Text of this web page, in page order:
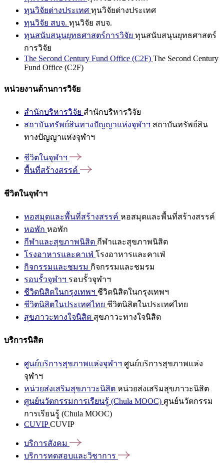
ทุนวิจัยต่างประเทศ ทุนวิจัยต่างประเทศ
ทุนวิจัย สบจ. ทุนวิจัย สบจ.
ทุนสนับสนุนยุทธศาสตร์การวิจัย ทุนสนับสนุนยุทธศาสตร์
การวิจัย
The Second Century Fund Office (C2F) The Second Century
Fund Office (C2F)
หน่วยงานด้านการวิจัย
สำนักบริหารวิจัย สำนักบริหารวิจัย
สถาบันทรัพย์สินทางปัญญาแห่งจุฬาฯ สถาบันทรัพย์สิน
ทางปัญญาแห่งจุฬาฯ
ชีวิตในจุฬาฯ
พื้นที่สร้างสรรค์
ชีวิตในจุฬาฯ
หอสมุดและพื้นที่สร้างสรรค์ หอสมุดและพื้นที่สร้างสรรค์
หอพัก หอพัก
กีฬาและสุขภาพนิสิต กีฬาและสุขภาพนิสิต
โรงอาหารและคาเฟ่ โรงอาหารและคาเฟ่
กิจกรรมและชมรม กิจกรรมและชมรม
รอบรั้วจุฬาฯ รอบรั้วจุฬาฯ
ชีวิตนิสิตในกรุงเทพฯ ชีวิตนิสิตในกรุงเทพฯ
ชีวิตนิสิตในประเทศไทย ชีวิตนิสิตในประเทศไทย
สุขภาวะทางใจนิสิต สุขภาวะทางใจนิสิต
บริการนิสิต
ศูนย์บริการสุขภาพแห่งจุฬาฯ ศูนย์บริการสุขภาพแห่ง
จุฬาฯ
หน่วยส่งเสริมสุขภาวะนิสิต หน่วยส่งเสริมสุขภาวะนิสิต
ศูนย์นวัตกรรมการเรียนรู้ (Chula MOOC) ศูนย์นวัตกรรม
การเรียนรู้ (Chula MOOC)
CUVIPCUVIP
บริการสังคม
บริการทดสอบและวิชาการ